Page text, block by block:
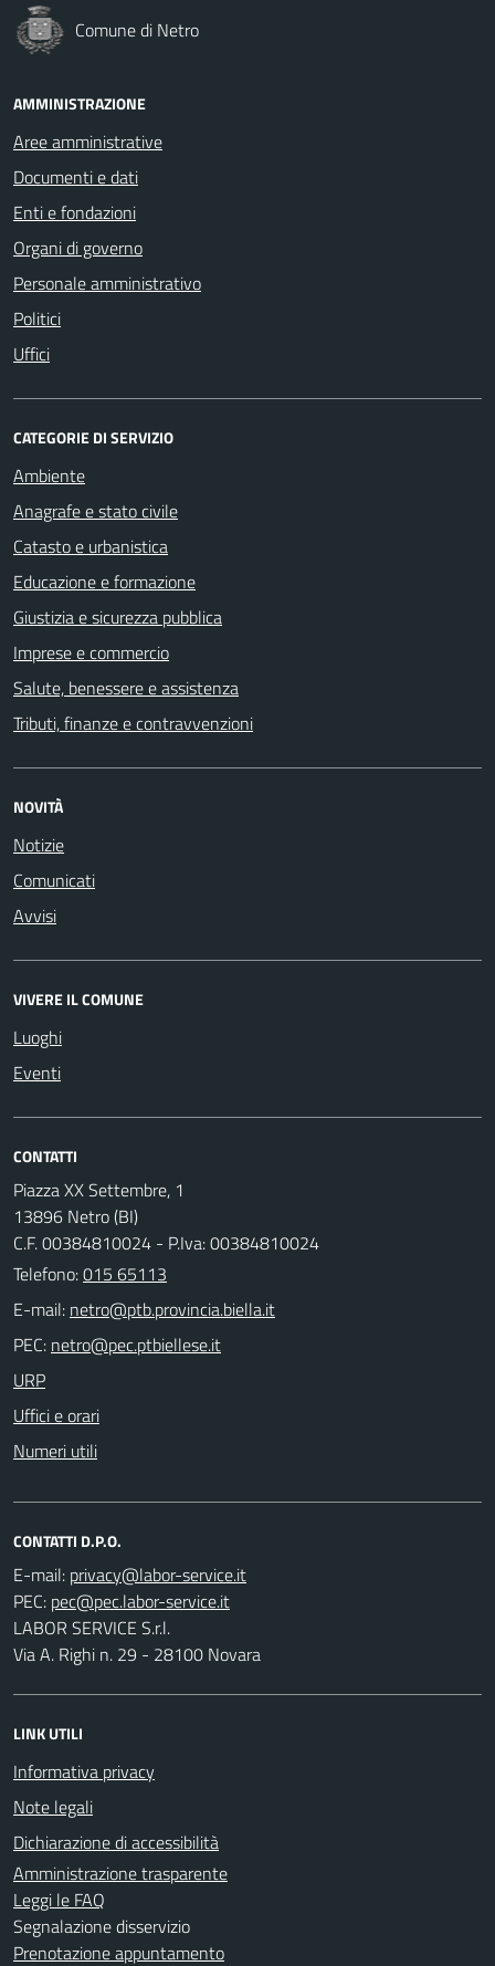
Comune di Netro
AMMINISTRAZIONE
Aree amministrative
Documenti e dati
Enti e fondazioni
Organi di governo
Personale amministrativo
Politici
Uffici
CATEGORIE DI SERVIZIO
Ambiente
Anagrafe e stato civile
Catasto e urbanistica
Educazione e formazione
Giustizia e sicurezza pubblica
Imprese e commercio
Salute, benessere e assistenza
Tributi, finanze e contravvenzioni
NOVITÀ
Notizie
Comunicati
Avvisi
VIVERE IL COMUNE
Luoghi
Eventi
CONTATTI
Piazza XX Settembre, 1
13896 Netro (BI)
C.F. 00384810024 - P.Iva: 00384810024
Telefono:015 65113
E-mail:
PEC:
URP
Uffici e orari
Numeri utili
CONTATTI D.P.O.
E-mail:
PEC:
LABOR SERVICE S.r.l.
Via A. Righi n. 29 - 28100 Novara
LINK UTILI
Informativa privacy
Note legali
Dichiarazione di accessibilità
Amministrazione trasparente
Leggi le FAQ
Segnalazione disservizio
Prenotazione appuntamento